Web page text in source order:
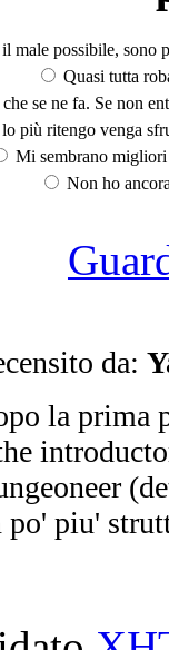
male possibile, sono
Quasi tutta
se ne fa. Se non
più ritengo venga
Mi sembrano
Non ho
da:
la prima
po' piu'